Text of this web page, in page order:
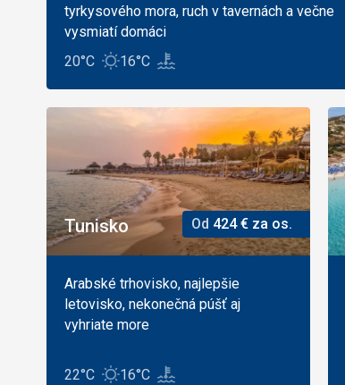
tyrkysového mora, ruch v tavernách a večne
vysmiatí domáci
20°C
16°C
Tunisko Od 424€ za os.
Arabské trhovisko, najlepšie
letovisko, nekonečná púšť aj
vyhriate more
22°C 16°C